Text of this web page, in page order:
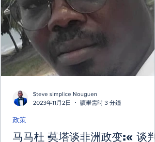
马马杜·莫塔谈非洲政变:« 谈判
政策
Steve simplice Nouguen
2023年11月2日
讀畢需時 3 分鐘